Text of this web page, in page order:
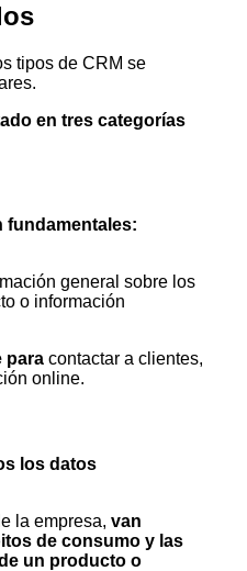
tipos de CRM se
en tres categorías
fundamentales:
general sobre los
o información
para contactar a clientes,
online.
los datos
la empresa, van
de consumo y las
un producto o